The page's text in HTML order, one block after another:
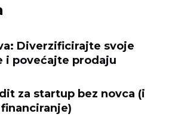
Diverzificirajte svoje
i povećajte prodaju
za startup bez novca (i